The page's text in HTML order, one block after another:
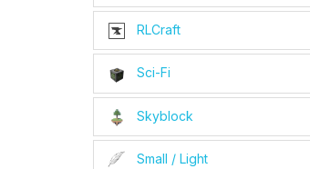
RLCraft
Sci-Fi
Skyblock
Small / Light